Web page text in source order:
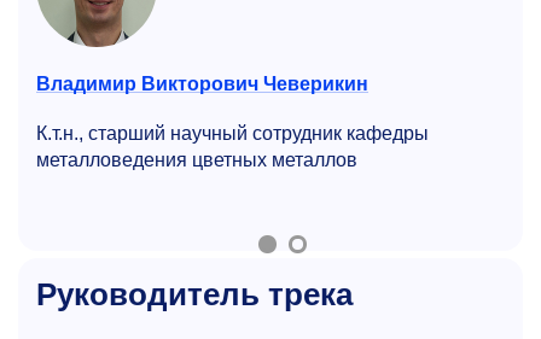
Владимир Викторович Чеверикин
К.т.н., старший научный сотрудник кафедры
металловедения цветных металлов
Руководитель трека